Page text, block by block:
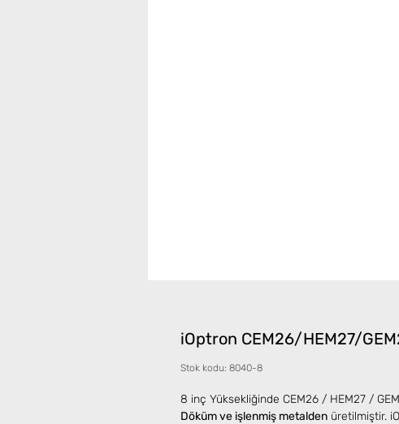
iOptron CEM26/HEM27/
Stok kodu: 8040-8
8 inç Yüksekliğinde CEM26 / HEM27 /
Döküm ve işlenmiş metalden üretilmiştir.